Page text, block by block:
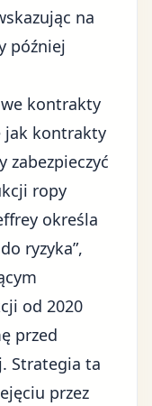
na
później
kontrakty
jak kontrakty
zabezpieczyć
ropy
określa
ryzyka”,
od 2020
przed
Strategia ta
przez